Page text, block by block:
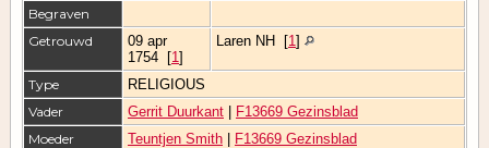
Begraven
Getrouwd
09 apr
1754
[1 ]
Laren NH [1 ]
Type
RELIGIOUS
Vader
Gerrit Duurkant
F13669 Gezinsblad
Moeder
Teuntjen Smith F13669 Gezinsblad